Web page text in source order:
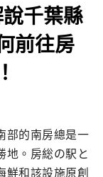
說千葉縣
前往房
部的南房總是一
地。房総の駅と
鮮和該設施原創